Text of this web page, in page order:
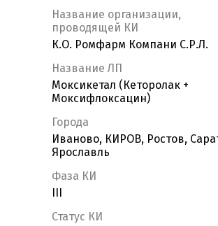
Название организации,
проводящей КИ
К.О. Ромфарм Компани С.Р.Л.
Название ЛП
Моксикетал (Кеторолак +
Моксифлоксацин)
Города
Иваново, КИРОВ, Ростов,
Ярославль
Фаза КИ
Статус КИ